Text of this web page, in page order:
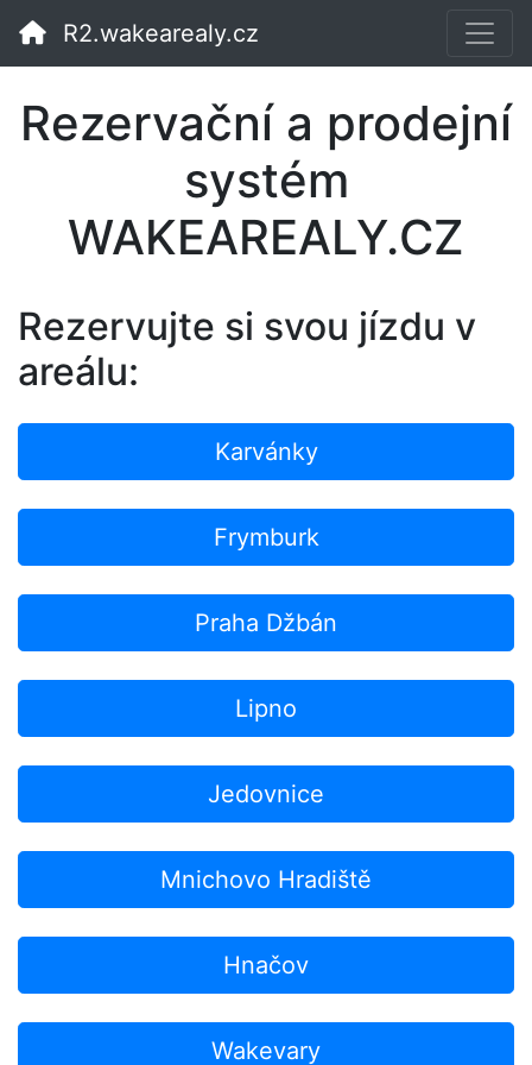
R2.wakearealy.cz
Rezervační a prodejní
systém
WAKEAREALY.CZ
Rezervujte si svou jízdu v
areálu:
Karvánky
Frymburk
Praha Džbán
Lipno
Jedovnice
Mnichovo Hradiště
Hnačov
Wakevary